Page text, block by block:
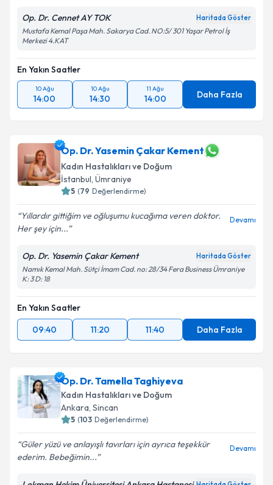
Op. Dr. Cennet AY TOK Haritada Göster
Mustafa Kemal Paşa Mah. Sakarya Cad. NO:5/ 301 Yaşar Petrol İş
Merkezi 4.KAT
En Yakın Saatler
10 Ağu
14:00
10 Ağu
14:30
11 Ağu
14:00 Daha Fazla
Op. Dr. Yasemin Çakar Kement
Kadın Hastalıkları ve Doğum
İstanbul, Ümraniye
5 (79 Değerlendirme)
Yıllardır gittiğim ve oğluşumu kucağıma veren doktor.
Her şey için...
Devamı
Op. Dr. Yasemin Çakar Kement Haritada Göster
Namık Kemal Mah. Sütçi İmam Cad. no: 28/34 Fera Business Ümraniye
K: 3 D: 18
En Yakın Saatler
09:40
11:20 11:40 Daha Fazla
Op. Dr. Tamella Taghiyeva
Kadın Hastalıkları ve Doğum
Ankara, Sincan
5 (103 Değerlendirme)
Güler yüzü ve anlayışlı tavırları için ayrıca teşekkür
ederim. Bebeğimin...
Devamı